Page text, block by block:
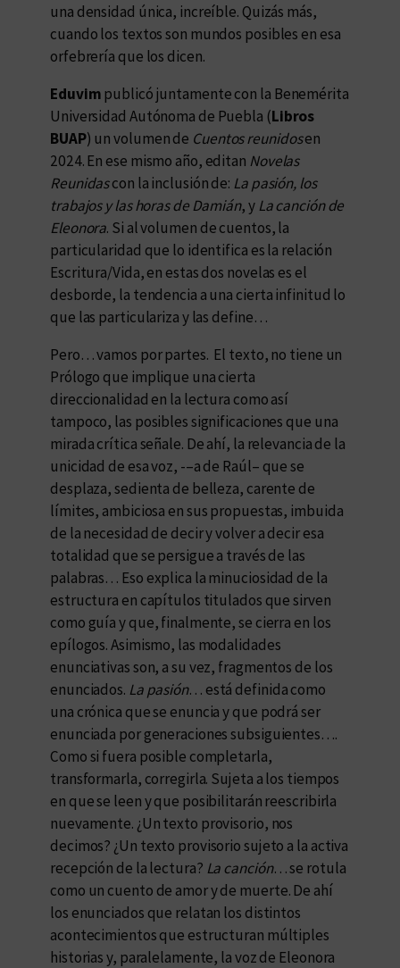
una densidad única, increíble. Quizás más,
cuando los textos son mundos posibles en esa
orfebrería que los dicen.
Eduvim publicó juntamente con la Benemérita
Universidad Autónoma de Puebla (Libros
BUAP) un volumen de Cuentos reunidosen
2024. En ese mismo año, editan Novelas
Reunidascon la inclusión de: La pasión, los
trabajos y las horas de Damián, yLa canción de
Eleonora. Si al volumen de cuentos, la
particularidad que lo identifica es la relación
Escritura/Vida, en estas dos novelas es el
desborde, la tendencia a una cierta infinitud lo
que las particulariza y las define…
Pero… vamos por partes. El texto, no tiene un
Prólogo que implique una cierta
direccionalidad en la lectura como así
tampoco, las posibles significaciones que una
mirada crítica señale. De ahí, la relevancia de la
unicidad de esa voz, -–a de Raúl– que se
desplaza, sedienta de belleza, carente de
límites, ambiciosa en sus propuestas, imbuida
de la necesidad de decir y volver a decir esa
totalidad que se persigue a través de las
palabras… Eso explica la minuciosidad de la
estructura en capítulos titulados que sirven
como guía y que, finalmente, se cierra en los
epílogos. Asimismo, las modalidades
enunciativas son, a su vez, fragmentos de los
enunciados. La pasión… está definida como
una crónica que se enuncia y que podrá ser
enunciada por generaciones subsiguientes….
Como si fuera posible completarla,
transformarla, corregirla. Sujeta a los tiempos
en que se leen y que posibilitarán reescribirla
nuevamente. ¿Un texto provisorio, nos
decimos? ¿Un texto provisorio sujeto a la activa
recepción de la lectura? La canción… se rotula
como un cuento de amor y de muerte. De ahí
los enunciados que relatan los distintos
acontecimientos que estructuran múltiples
historias y, paralelamente, la voz de Eleonora